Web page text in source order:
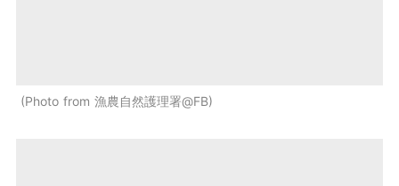
Photo from 漁農自然護理署@FB